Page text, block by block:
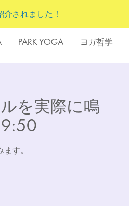
PARK YOGA ヨガ哲学
介されました！
を実際に鳴
す。